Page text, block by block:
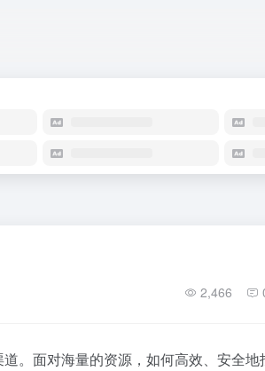
2,466
。面对海量的资源，如何高效、安全地